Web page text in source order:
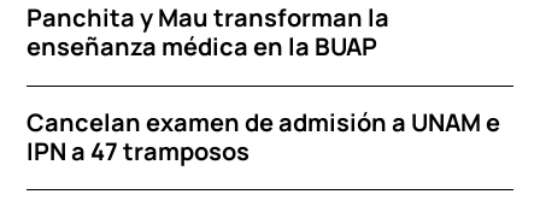
Panchita y Mau transforman la
enseñanza médica en la BUAP
Cancelan examen de admisión a UNAM e
IPN a 47 tramposos